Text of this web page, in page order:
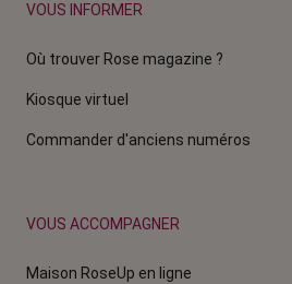
VOUS INFORMER
Où trouver Rose magazine ?
Kiosque virtuel
Commander d'anciens numéros
VOUS ACCOMPAGNER
Maison RoseUp en ligne